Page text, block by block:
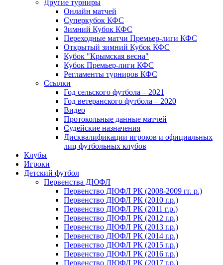
Другие турниры
Онлайн матчей
Суперкубок КФС
Зимний Кубок КФС
Переходные матчи Премьер-лиги КФС
Открытый зимний Кубок КФС
Кубок "Крымская весна"
Кубок Премьер-лиги КФС
Регламенты турниров КФС
Ссылки
Год сельского футбола – 2021
Год ветеранского футбола – 2020
Видео
Протокольные данные матчей
Судейские назначения
Дисквалификации игроков и официальных
лиц футбольных клубов
Клубы
Игроки
Детский футбол
Первенства ДЮФЛ
Первенство ДЮФЛ РК (2008-2009 гг. р.)
Первенство ДЮФЛ РК (2010 г.р.)
Первенство ДЮФЛ РК (2011 г.р.)
Первенство ДЮФЛ РК (2012 г.р.)
Первенство ДЮФЛ РК (2013 г.р.)
Первенство ДЮФЛ РК (2014 г.р.)
Первенство ДЮФЛ РК (2015 г.р.)
Первенство ДЮФЛ РК (2016 г.р.)
Первенство ДЮФЛ РК (2017 г.р.)